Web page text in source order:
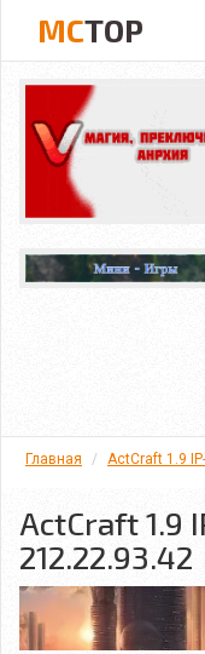
MCTOP
Главная ActCraft 1.9
ActCraft 1.9
212.22.93.42